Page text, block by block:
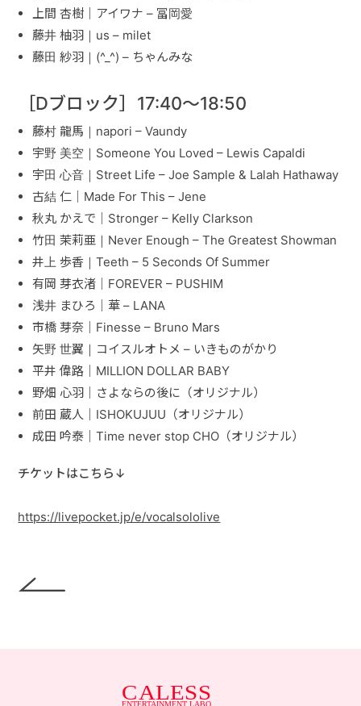
上間 杏樹｜アイワナ – 冨岡愛
藤井 柚羽｜us – milet
藤田 紗羽｜(^_^) – ちゃんみな
［Dブロック］17:40〜18:50
藤村 龍馬｜napori – Vaundy
宇野 美空｜Someone You Loved – Lewis Capaldi
宇田 心音｜Street Life – Joe Sample & Lalah Hathaway
古結 仁｜Made For This – Jene
秋丸 かえで｜Stronger – Kelly Clarkson
竹田 茉莉亜｜Never Enough – The Greatest Showman
井上 歩香｜Teeth – 5 Seconds Of Summer
有岡 芽衣渚｜FOREVER – PUSHIM
浅井 まひろ｜華 – LANA
市橋 芽奈｜Finesse – Bruno Mars
矢野 世翼｜コイスルオトメ – いきものがかり
平井 偉路｜MILLION DOLLAR BABY
野畑 心羽｜さよならの後に（オリジナル）
前田 蔵人｜ISHOKUJUU（オリジナル）
成田 吟泰｜Time never stop CHO（オリジナル）
チケットはこちら↓
https://livepocket.jp/e/vocalsololive